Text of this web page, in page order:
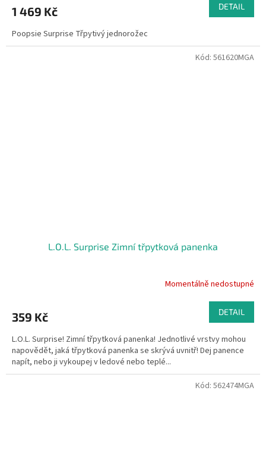
1 469 Kč DETAIL
Poopsie Surprise Třpytivý jednorožec
L.O.L. Surprise Zimní třpytková panenka
Momentálně nedostupné
359 Kč DETAIL
L.O.L. Surprise! Zimní třpytková panenka! Jednotlivé vrstvy mohou
napovědět, jaká třpytková panenka se skrývá uvnitř! Dej panence
napít, nebo ji vykoupej v ledové nebo teplé...
Kód: 561620MGA
Kód: 562474MGA